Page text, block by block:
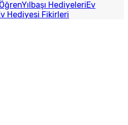
Yılbaşı HediyeleriEv
Hediyesi Fikirleri